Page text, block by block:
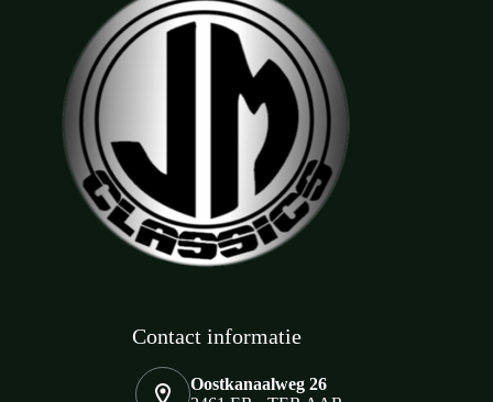
Contact informatie
Oostkanaalweg 26